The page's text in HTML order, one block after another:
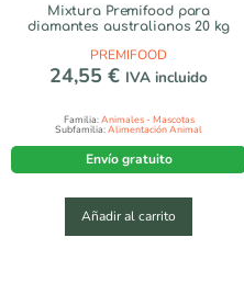
Mixtura Premifood para
diamantes australianos 20 kg
PREMIFOOD
24,55 € IVA incluido
Familia:Animales - Mascotas
Subfamilia:Alimentación Animal
Envío gratuito
Añadir al carrito